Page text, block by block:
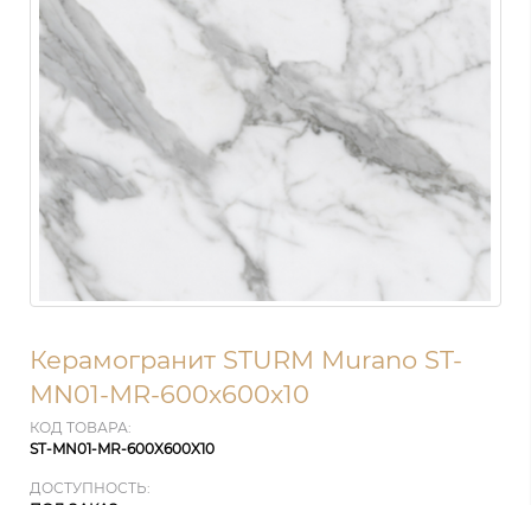
Керамогранит STURM Murano ST-
MN01-MR-600x600x10
КОД ТОВАРА:
ST-MN01-MR-600X600X10
ДОСТУПНОСТЬ: